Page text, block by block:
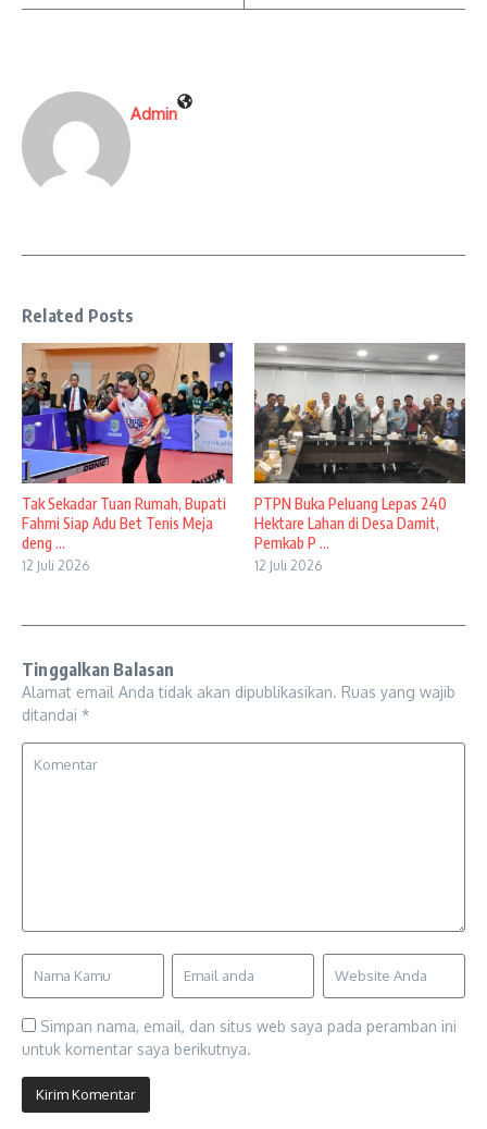
Admin
Related Posts
Tak Sekadar Tuan Rumah, Bupati
Fahmi Siap Adu Bet Tenis Meja
deng ...
12 Juli 2026
PTPN Buka Peluang Lepas 240
Hektare Lahan di Desa Damit,
Pemkab P ...
12 Juli 2026
Tinggalkan Balasan
Alamat email Anda tidak akan dipublikasikan. Ruas yang wajib
ditandai *
Simpan nama, email, dan situs web saya pada peramban ini
untuk komentar saya berikutnya.